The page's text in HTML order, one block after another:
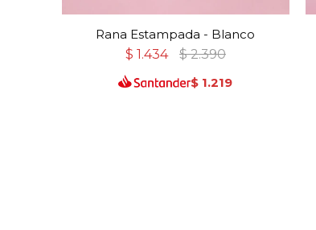
Rana Estampada - Blanco
$ 1.434 $ 2.390
$ 1.219